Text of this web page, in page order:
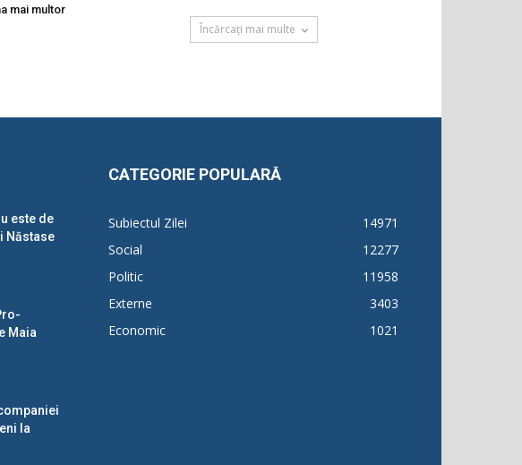
mai multor
Încărcați mai multe
este de
Năstase
Maia
la
CATEGORIE POPULARĂ
Subiectul Zilei
14971
Social
12277
Politic
11958
Externe
3403
Economic
1021